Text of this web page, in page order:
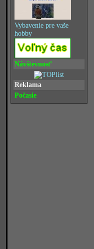
Vybavenie pre vaše
hobby
Návštevnosť
Reklama
Počasie